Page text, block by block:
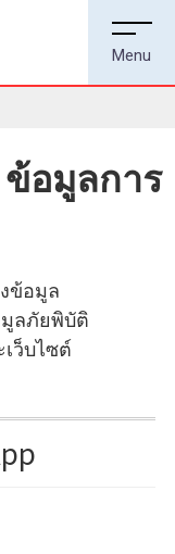
อมูลการ
ข้อมูล
ลภัยพิบัติ
ว็บไซต์